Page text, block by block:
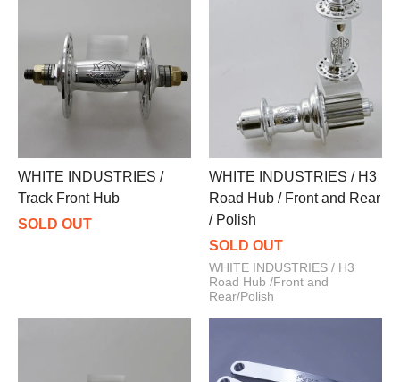
WHITE INDUSTRIES /
Track Front Hub
SOLD OUT
WHITE INDUSTRIES / H3
Road Hub / Front and Rear
/ Polish
SOLD OUT
WHITE INDUSTRIES / H3
Road Hub /Front and
Rear/Polish